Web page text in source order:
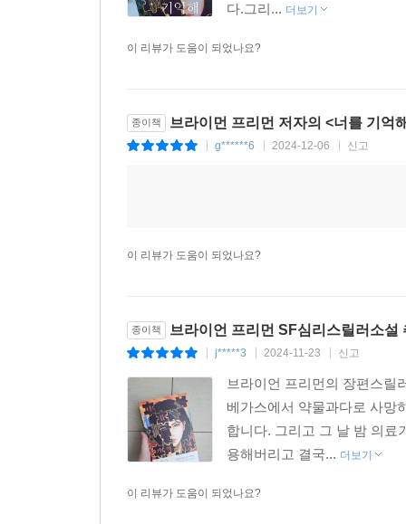
다.그리... 더보기
이 리뷰가 도움이 되었나요?
종이책 브라이먼 프리먼 저자의 <너를 기억
g******6 2024-12-06 신고
이 리뷰가 도움이 되었나요?
종이책 브라이언 프리먼 SF심리스릴러소설
j*****3 2024-11-23 신고
브라이언 프리먼의 장편스릴
베가스에서 약물과다로 사망
합니다. 그리고 그 날 밤 의료
용해버리고 결국... 더보기
이 리뷰가 도움이 되었나요?